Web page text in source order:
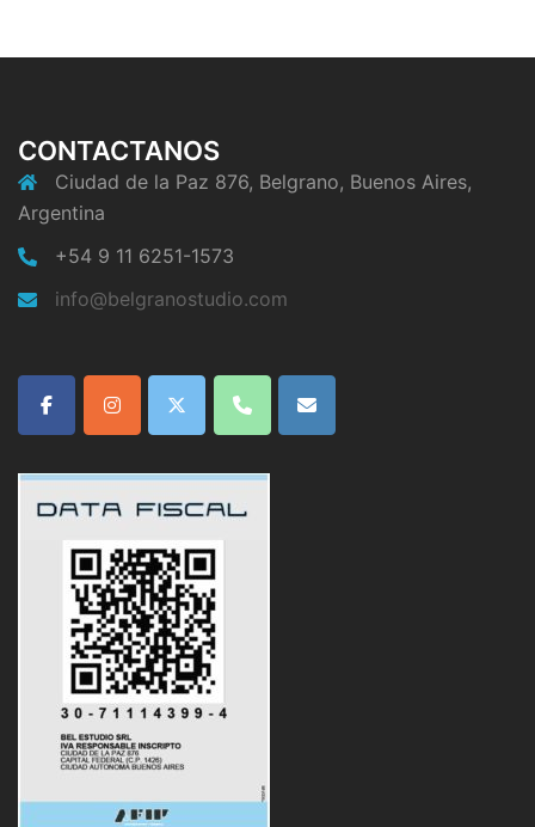
CONTACTANOS
Ciudad de la Paz 876, Belgrano, Buenos Aires,
Argentina
+54 9 11 6251-1573
info@belgranostudio.com